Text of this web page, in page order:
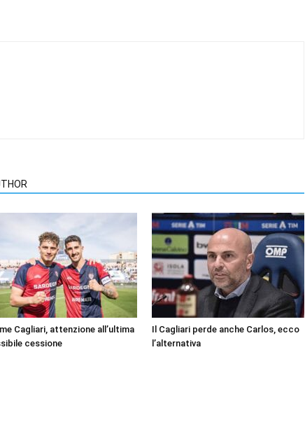
Cagliari, attenzione all’ultima
cessione
Il Cagliari perde anche Carlos, ecco
l’alternativa